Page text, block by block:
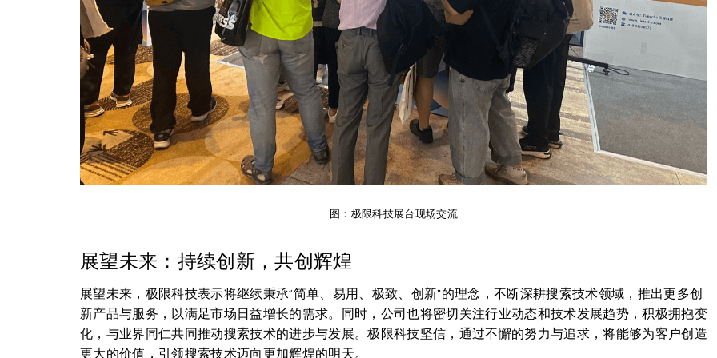
图：极限科技展台现场交流
展望未来：持续创新，共创辉煌
展望未来，极限科技表示将继续秉承“简单、易用、极致、创新”的理念，不断深耕搜索技术领域，推出更多创
新产品与服务，以满足市场日益增长的需求。同时，公司也将密切关注行业动态和技术发展趋势，积极拥抱变
化，与业界同仁共同推动搜索技术的进步与发展。极限科技坚信，通过不懈的努力与追求，将能够为客户创造
更大的价值，引领搜索技术迈向更加辉煌的明天。